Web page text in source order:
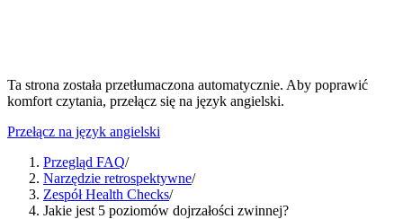
Ta strona została przetłumaczona automatycznie. Aby poprawić
komfort czytania, przełącz się na język angielski.
Przełącz na język angielski
Przegląd FAQ/
Narzędzie retrospektywne/
Zespół Health Checks/
Jakie jest 5 poziomów dojrzałości zwinnej?